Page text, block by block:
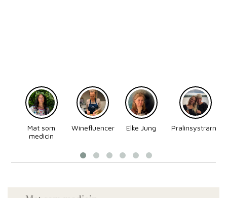
Mat som
medicin
Winefluencer Elke Jung
Pralinsystrarna